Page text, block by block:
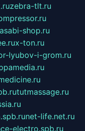
zebra-tlt.ru
shop.ru
x-ton.ru
lyubov-i-grom.ru
tutmassage.ru
net-life.net.ru
electro.spb.ru